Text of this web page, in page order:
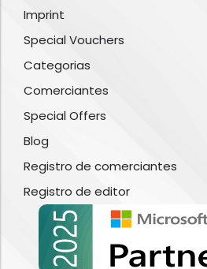
Imprint
Special Vouchers
Categorias
Comerciantes
Special Offers
Blog
Registro de comerciantes
Registro de editor